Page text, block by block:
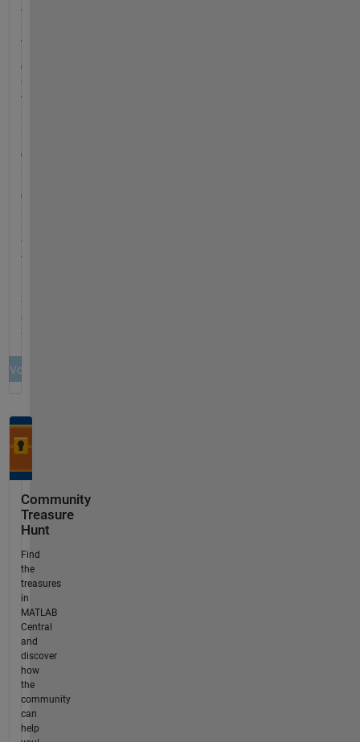
Community
Treasure
Hunt
Find
the
treasures
in
MATLAB
Central
and
discover
how
the
community
can
help